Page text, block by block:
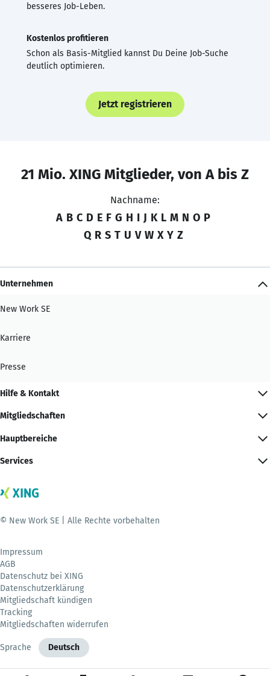
besseres Job-Leben.
Kostenlos profitieren
Schon als Basis-Mitglied kannst Du Deine Job-Suche
deutlich optimieren.
Jetzt registrieren
21 Mio. XING Mitglieder, von A bis Z
Nachname:
A B C D E F G H I J K L M N O P
Q R S T U V W X Y Z
Unternehmen
New Work SE
Karriere
Presse
Hilfe & Kontakt
Mitgliedschaften
Hauptbereiche
Services
© New Work SE | Alle Rechte vorbehalten
Impressum
AGB
Datenschutz bei XING
Datenschutzerklärung
Mitgliedschaft kündigen
Tracking
Mitgliedschaften widerrufen
Sprache Deutsch